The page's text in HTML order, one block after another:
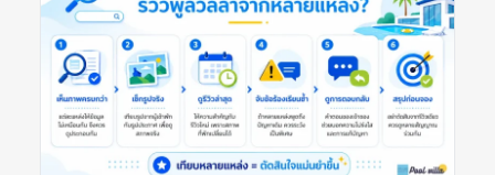
ถึงอะไร? ข้อร้องเรียนซ้ำในรีวิวพูลวิลล่า หมายถึงปัญหาเดียวกัน
หรือปัญหาคล้ายกันที่ปรากฏในรีวิวจากผู้เข้าพักหลายคน เช่น หลาย
คนบอกว่าสระน้ำขุ่น หลายรีวิวพูดถึงห้องน้ำมีกลิ่น หรือหลายแหล่ง
ระบุว่าเจ้าของที่พักตอบช้าเมื่อเกิดปัญหา ข้อร้องเรียนซ้ำมีน้ำหนัก
มากกว่ารีวิวแย่เดี่ยว ๆ เพราะช่วยบอกว่าปัญหานั้นอาจไม่ได้เกิดขึ้น
แบบบังเอิญ แต่เป็นสิ่งที่พบได้บ่อยหรือยังไม่ได้รับการแก้ไขอย่าง
จริงจัง ตัวอย่างข้อร้องเรียนซ้ำที่ควรระวัง ได้แก่: รีวิวแย่หนึ่งรีวิวอาจ
เป็นเพียงประสบการณ์เฉพาะครั้ง แต่ข้อร้องเรียนซ้ำในรีวิวพูลวิลล่า